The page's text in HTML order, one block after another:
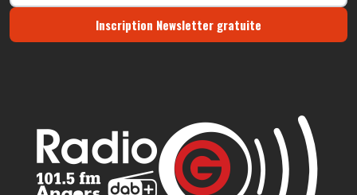
Inscription Newsletter gratuite